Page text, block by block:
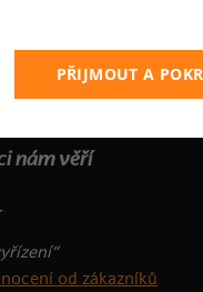
nám věří
od zákazníků
PŘIJMOUT A